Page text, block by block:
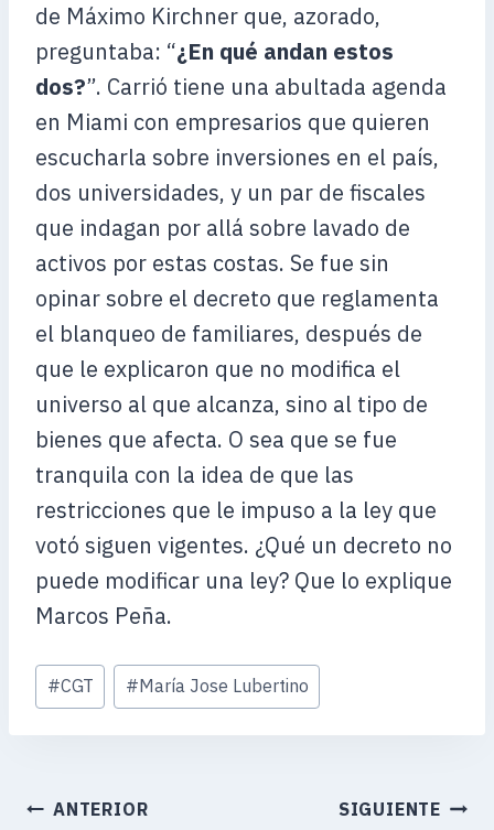
de Máximo Kirchner que, azorado,
preguntaba: “¿En qué andan estos
dos?”. Carrió tiene una abultada agenda
en Miami con empresarios que quieren
escucharla sobre inversiones en el país,
dos universidades, y un par de fiscales
que indagan por allá sobre lavado de
activos por estas costas. Se fue sin
opinar sobre el decreto que reglamenta
el blanqueo de familiares, después de
que le explicaron que no modifica el
universo al que alcanza, sino al tipo de
bienes que afecta. O sea que se fue
tranquila con la idea de que las
restricciones que le impuso a la ley que
votó siguen vigentes. ¿Qué un decreto no
puede modificar una ley? Que lo explique
Marcos Peña.
Etiquetas
de
la
#CGT #María Jose Lubertino
ANTERIOR SIGUIENTE